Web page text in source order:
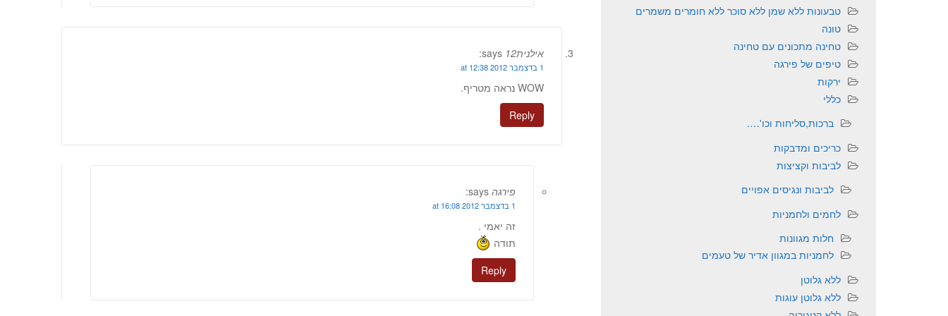
אילנית12 says:
1 בדצמבר 2012 at 12:38
WOW נראה מטריף.
Reply
פירגה says:
1 בדצמבר 2012 at 16:08
זה יאמי .
תודה
Reply
טבעונות ללא שמן ללא סוכר ללא חומרים משמרים
טונה
טחינה מתכונים עם טחינה
טיפים של פירגה
ירקות
כללי
ברכות,סליחות וכו'….
כריכים ומדבקות
לביבות וקציצות
לביבות ונגיסים אפויים
לחמים ולחמניות
חלות מגוונות
לחמניות במגוון אדיר של טעמים
ללא גלוטן
ללא גלוטן עוגות